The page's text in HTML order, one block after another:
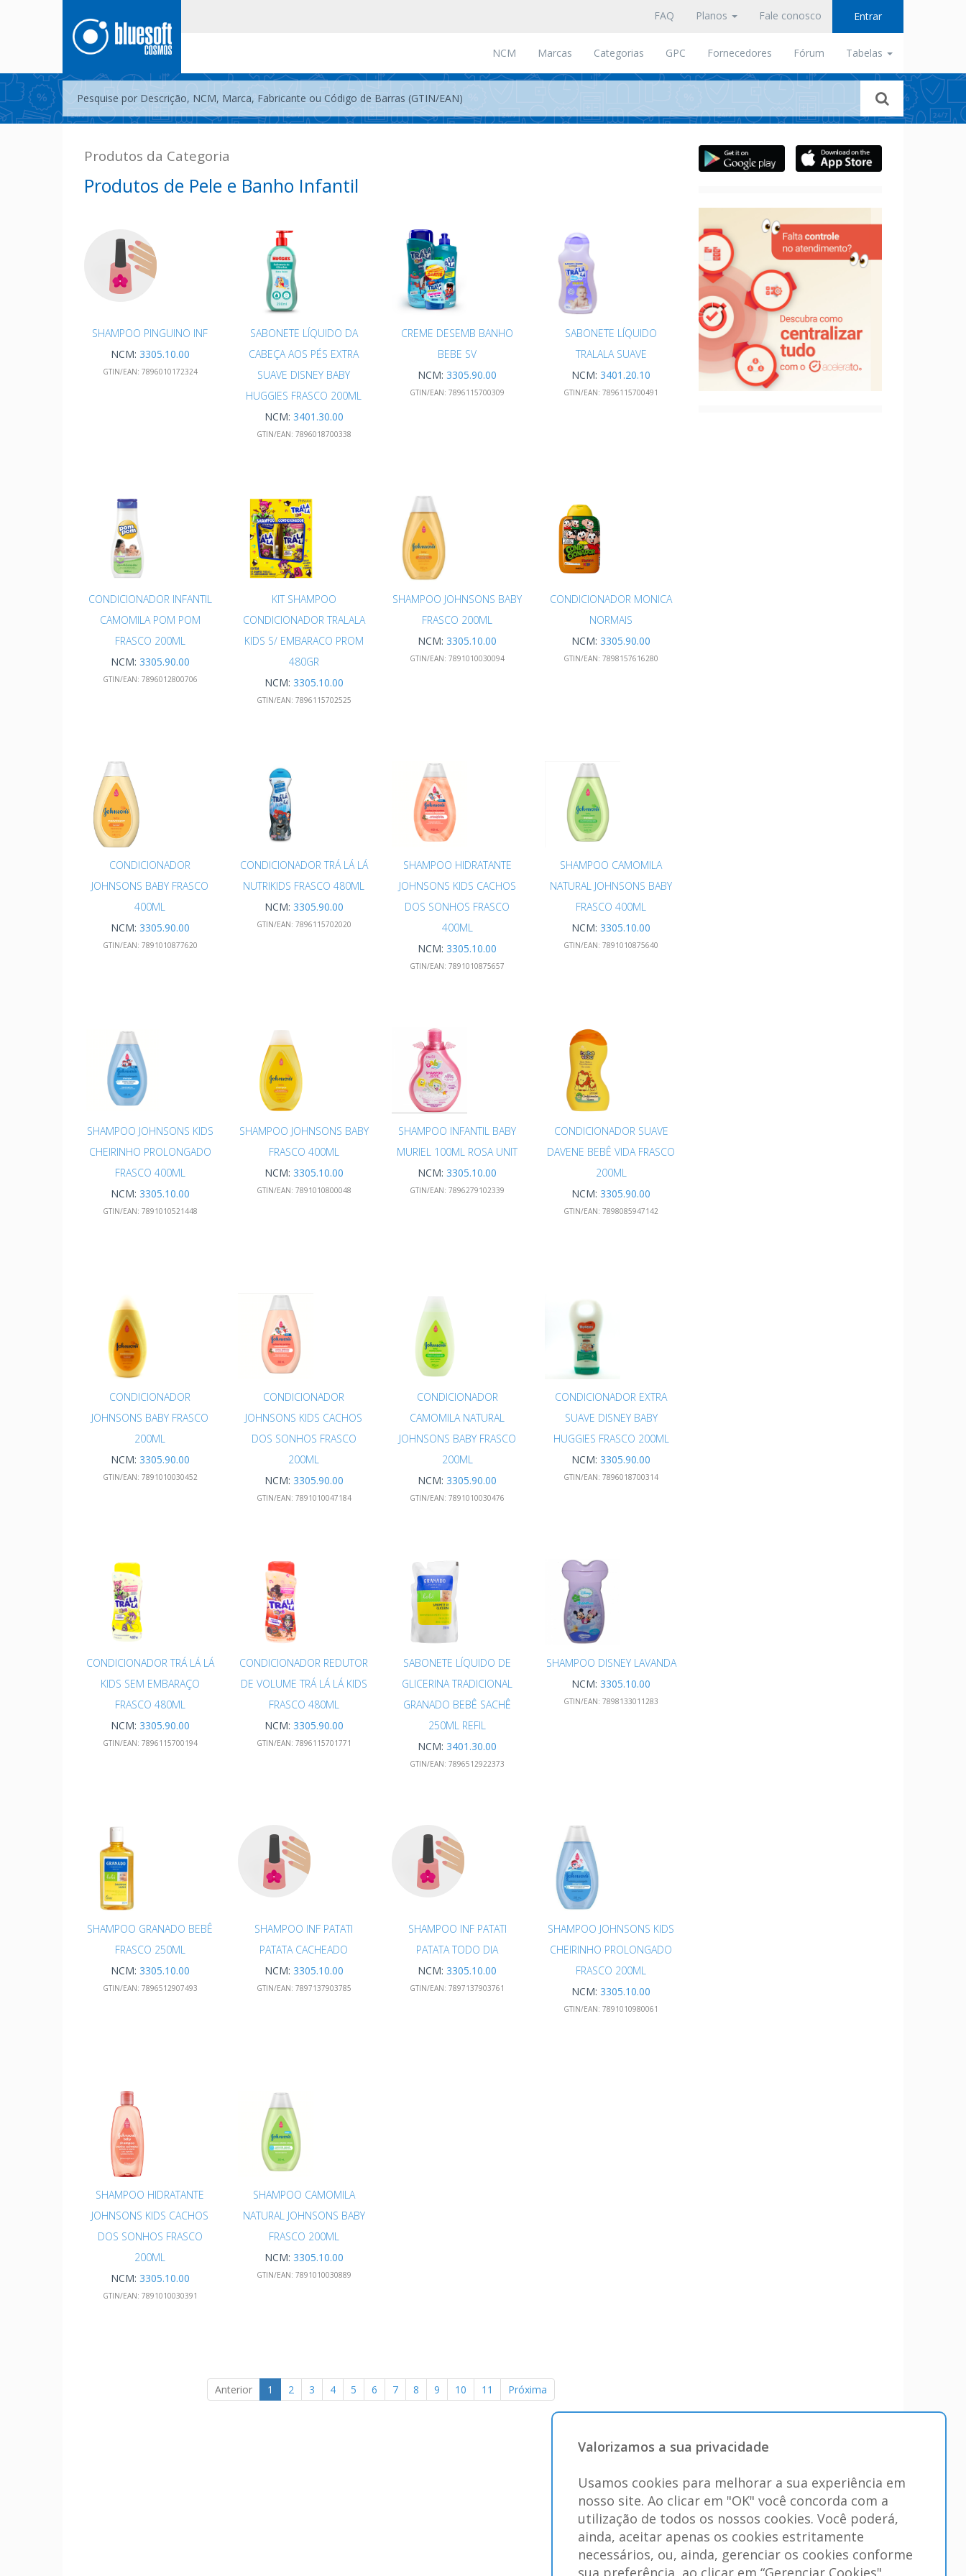
FAQ Planos Fale conosco Entrar
NCM Marcas Categorias GPC Fornecedores Fórum Tabelas
Produtos da Categoria
Produtos de Pele e Banho Infantil
SHAMPOO PINGUINO INF
NCM: 3305.10.00
GTIN/EAN: 7896010172324
SABONETE LÍQUIDO DA
CABEÇA AOS PÉS EXTRA
SUAVE DISNEY BABY
HUGGIES FRASCO 200ML
NCM: 3401.30.00
GTIN/EAN: 7896018700338
CREME DESEMB BANHO
BEBE SV
NCM: 3305.90.00
GTIN/EAN: 7896115700309
SABONETE LÍQUIDO
TRALALA SUAVE
NCM: 3401.20.10
GTIN/EAN: 7896115700491
CONDICIONADOR INFANTIL
CAMOMILA POM POM
FRASCO 200ML
NCM: 3305.90.00
GTIN/EAN: 7896012800706
KIT SHAMPOO
CONDICIONADOR TRALALA
KIDS S/ EMBARACO PROM
480GR
NCM: 3305.10.00
GTIN/EAN: 7896115702525
SHAMPOO JOHNSONS BABY
FRASCO 200ML
NCM: 3305.10.00
GTIN/EAN: 7891010030094
CONDICIONADOR MONICA
NORMAIS
NCM: 3305.90.00
GTIN/EAN: 7898157616280
CONDICIONADOR
JOHNSONS BABY FRASCO
400ML
NCM: 3305.90.00
GTIN/EAN: 7891010877620
CONDICIONADOR TRÁ LÁ LÁ
NUTRIKIDS FRASCO 480ML
NCM: 3305.90.00
GTIN/EAN: 7896115702020
SHAMPOO HIDRATANTE
JOHNSONS KIDS CACHOS
DOS SONHOS FRASCO
400ML
NCM: 3305.10.00
GTIN/EAN: 7891010875657
SHAMPOO CAMOMILA
NATURAL JOHNSONS BABY
FRASCO 400ML
NCM: 3305.10.00
GTIN/EAN: 7891010875640
SHAMPOO JOHNSONS KIDS
CHEIRINHO PROLONGADO
FRASCO 400ML
NCM: 3305.10.00
GTIN/EAN: 7891010521448
SHAMPOO JOHNSONS BABY
FRASCO 400ML
NCM: 3305.10.00
GTIN/EAN: 7891010800048
SHAMPOO INFANTIL BABY
MURIEL 100ML ROSA UNIT
NCM: 3305.10.00
GTIN/EAN: 7896279102339
CONDICIONADOR SUAVE
DAVENE BEBÊ VIDA FRASCO
200ML
NCM: 3305.90.00
GTIN/EAN: 7898085947142
CONDICIONADOR
JOHNSONS BABY FRASCO
200ML
NCM: 3305.90.00
GTIN/EAN: 7891010030452
CONDICIONADOR
JOHNSONS KIDS CACHOS
DOS SONHOS FRASCO
200ML
NCM: 3305.90.00
GTIN/EAN: 7891010047184
CONDICIONADOR
CAMOMILA NATURAL
JOHNSONS BABY FRASCO
200ML
NCM: 3305.90.00
GTIN/EAN: 7891010030476
CONDICIONADOR EXTRA
SUAVE DISNEY BABY
HUGGIES FRASCO 200ML
NCM: 3305.90.00
GTIN/EAN: 7896018700314
CONDICIONADOR TRÁ LÁ LÁ
KIDS SEM EMBARAÇO
FRASCO 480ML
NCM: 3305.90.00
GTIN/EAN: 7896115700194
CONDICIONADOR REDUTOR
DE VOLUME TRÁ LÁ LÁ KIDS
FRASCO 480ML
NCM: 3305.90.00
GTIN/EAN: 7896115701771
SABONETE LÍQUIDO DE
GLICERINA TRADICIONAL
GRANADO BEBÊ SACHÊ
250ML REFIL
NCM: 3401.30.00
GTIN/EAN: 7896512922373
SHAMPOO DISNEY LAVANDA
NCM: 3305.10.00
GTIN/EAN: 7898133011283
SHAMPOO GRANADO BEBÊ
FRASCO 250ML
NCM: 3305.10.00
GTIN/EAN: 7896512907493
SHAMPOO INF PATATI
PATATA CACHEADO
NCM: 3305.10.00
GTIN/EAN: 7897137903785
SHAMPOO INF PATATI
PATATA TODO DIA
NCM: 3305.10.00
GTIN/EAN: 7897137903761
SHAMPOO JOHNSONS KIDS
CHEIRINHO PROLONGADO
FRASCO 200ML
NCM: 3305.10.00
GTIN/EAN: 7891010980061
SHAMPOO HIDRATANTE
JOHNSONS KIDS CACHOS
DOS SONHOS FRASCO
200ML
NCM: 3305.10.00
GTIN/EAN: 7891010030391
SHAMPOO CAMOMILA
NATURAL JOHNSONS BABY
FRASCO 200ML
NCM: 3305.10.00
GTIN/EAN: 7891010030889
Anterior 1 2 3 4 5 6 7 8 9 10 11 Próxima
Valorizamos a sua privacidade
Usamos cookies para melhorar a sua experiência em
nosso site. Ao clicar em "OK" você concorda com a
utilização de todos os nossos cookies. Você poderá,
ainda, aceitar apenas os cookies estritamente
necessários, ou, ainda, gerenciar os cookies conforme
sua preferência, ao clicar em “Gerenciar Cookies".